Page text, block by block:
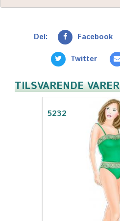
Del: Facebook
Twitter
TILSVARENDE VARER
5232